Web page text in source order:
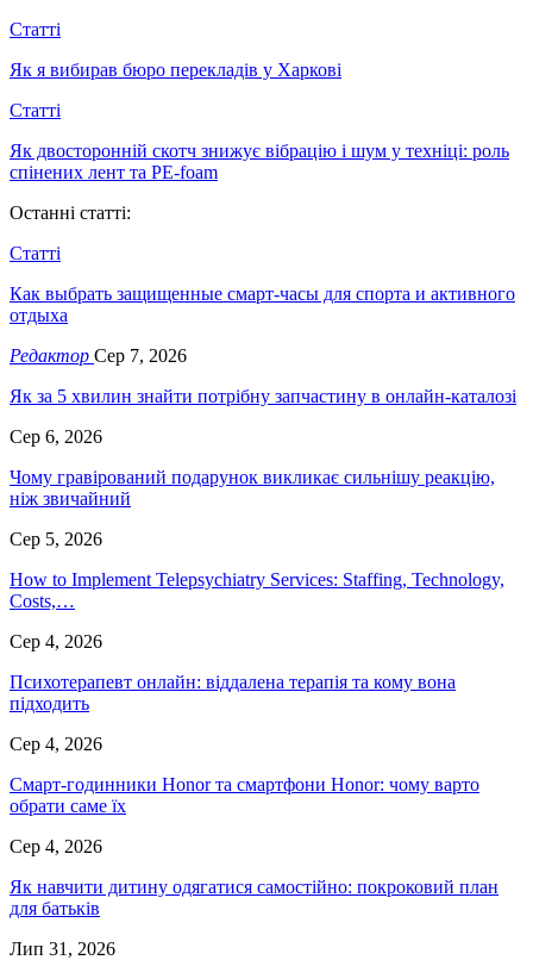
Статті
Як я вибирав бюро перекладів у Харкові
Статті
Як двосторонній скотч знижує вібрацію і шум у техніці: роль
спінених лент та PE-foam
Останні статті:
Статті
Как выбрать защищенные смарт-часы для спорта и активного
отдыха
Редактор Сер 7, 2026
Як за 5 хвилин знайти потрібну запчастину в онлайн-каталозі
Сер 6, 2026
Чому гравірований подарунок викликає сильнішу реакцію,
ніж звичайний
Сер 5, 2026
How to Implement Telepsychiatry Services: Staffing, Technology,
Costs,…
Сер 4, 2026
Психотерапевт онлайн: віддалена терапія та кому вона
підходить
Сер 4, 2026
Смарт-годинники Honor та смартфони Honor: чому варто
обрати саме їх
Сер 4, 2026
Як навчити дитину одягатися самостійно: покроковий план
для батьків
Лип 31, 2026